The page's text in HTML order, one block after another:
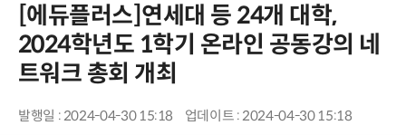
[에듀플러스]연세대 등 24개 대학,
2024학년도 1학기 온라인 공동강의 네
트워크 총회 개최
발행일 : 2024-04-30 15:18 업데이트 : 2024-04-30 15:18